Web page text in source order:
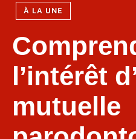
À LA UNE
l’intérêt
mutuelle